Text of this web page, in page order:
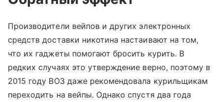
Производители вейпов и других электронных
средств доставки никотина настаивают на том,
что их гаджеты помогают бросить курить. В
редких случаях это утверждение верно, поэтому в
2015 году ВОЗ даже рекомендовала курильщикам
переходить на вейпы. Однако спустя два года